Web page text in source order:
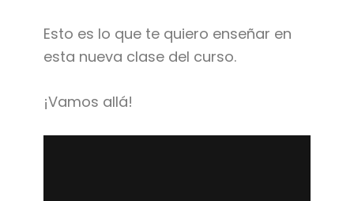
Esto es lo que te quiero enseñar en
esta nueva clase del curso.
¡Vamos allá!